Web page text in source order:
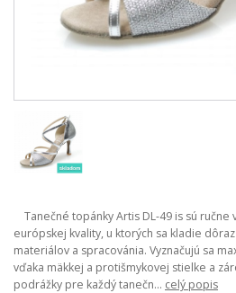
Tanečné topánky Artis DL-49 is sú
európskej kvality, u ktorých sa kladie
materiálov a spracovánia. Vyznačujú sa
vďaka mäkkej a protišmykovej stielke a
podrážky pre každý tanečn... celý popis